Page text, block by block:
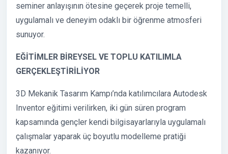
seminer anlayışının ötesine geçerek proje temelli,
uygulamalı ve deneyim odaklı bir öğrenme atmosferi
sunuyor.
EĞİTİMLER BİREYSEL VE TOPLU KATILIMLA
GERÇEKLEŞTİRİLİYOR
3D Mekanik Tasarım Kampı’nda katılımcılara Autodesk
Inventor eğitimi verilirken, iki gün süren program
kapsamında gençler kendi bilgisayarlarıyla uygulamalı
çalışmalar yaparak üç boyutlu modelleme pratiği
kazanıyor.